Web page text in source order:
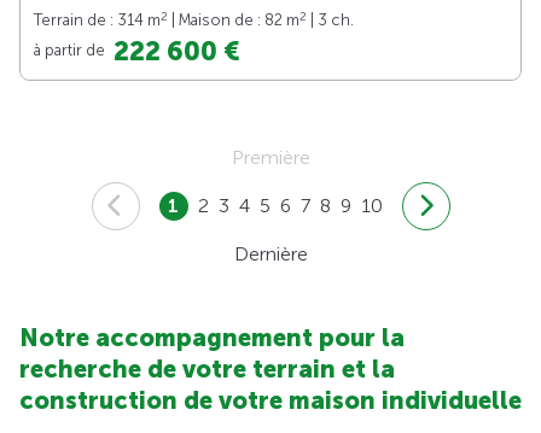
Terrain de : 314 m2 | Maison de : 82 m2
| 3 ch.
à partir de 222 600 €
Première
1 2 3 4 5 6 7 8 9 10
Dernière
Notre accompagnement pour la
recherche de votre terrain et la
construction de votre maison individuelle